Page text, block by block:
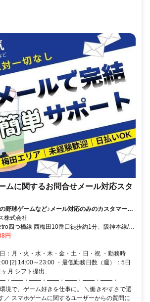
ムに関するお問合せメール対応スタ
野球ゲームなど♪メール対応のみのカスタマーサ
ゲーム好きを仕事に☆彡【日払い×安定勤務】無
株式会社
四つ橋線 西梅田10番口徒歩約1分、阪神本線/山
（阪神線）大阪駅方面出口徒歩約5分、ＪＲ大阪
歩約5分
円
：月・火・水・木・金・土・日・祝 ・勤務時
[2] 14:00～23:00 ・最低勤務日数（週）：5日
月 シフト提出...
・――・――・――・――・――・――・
で、ゲーム好きを仕事に。 ＼働きやすさで選
／ スマホゲームに関するユーザーからの質問に